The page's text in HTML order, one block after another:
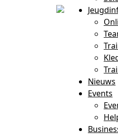
Nieuws
Events